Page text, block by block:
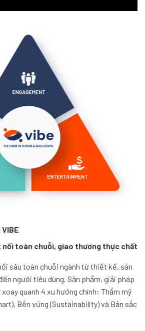
nối toàn chuỗi, giao thương thực chất
sâu toàn chuỗi ngành từ thiết kế, sản
người tiêu dùng. Sản phẩm, giải pháp
quanh 4 xu hướng chính: Thẩm mỹ
Bền vững (Sustainability) và Bản sắc